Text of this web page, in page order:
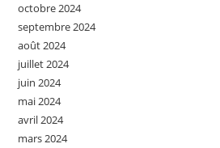
octobre 2024
septembre 2024
août 2024
juillet 2024
juin 2024
mai 2024
avril 2024
mars 2024